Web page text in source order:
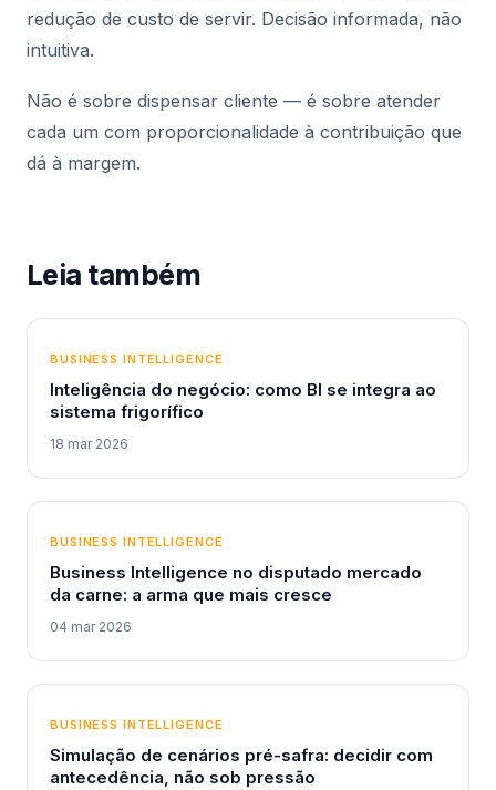
redução de custo de servir. Decisão informada, não
intuitiva.
Não é sobre dispensar cliente — é sobre atender
cada um com proporcionalidade à contribuição que
dá à margem.
Leia também
BUSINESS INTELLIGENCE
Inteligência do negócio: como BI se integra ao
sistema frigorífico
18 mar 2026
BUSINESS INTELLIGENCE
Business Intelligence no disputado mercado
da carne: a arma que mais cresce
04 mar 2026
BUSINESS INTELLIGENCE
Simulação de cenários pré-safra: decidir com
antecedência, não sob pressão